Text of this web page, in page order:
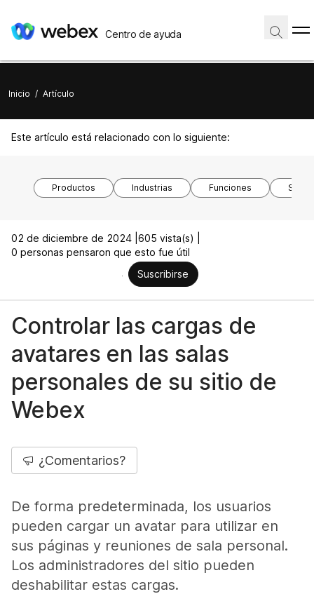
Centro de ayuda
Inicio / Artículo
Este artículo está relacionado con lo siguiente:
Productos Industrias Funciones
02 de diciembre de 2024 | 605 vista(s) |
0 personas pensaron que esto fue útil
Suscribirse
Controlar las cargas de
avatares en las salas
personales de su sitio de
Webex
¿Comentarios?
De forma predeterminada, los usuarios
pueden cargar un avatar para utilizar en
sus páginas y reuniones de sala personal.
Los administradores del sitio pueden
deshabilitar estas cargas.